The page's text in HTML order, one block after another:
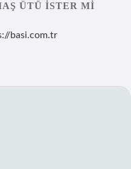
ÜTÜ ISTER MI
basi.com.tr